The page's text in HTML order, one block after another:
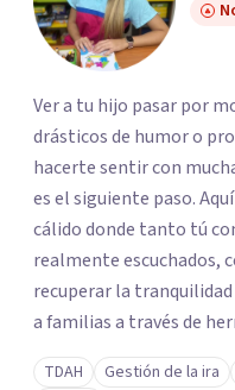
Ver a tu hijo pasar por
drásticos de humor o
hacerte sentir con
es el siguiente paso.
cálido donde tanto tú
realmente escuchados,
recuperar la tranquilidad en casa. Me
a familias a través de
adaptadas a la edad de
etiquetas y los
TDAH Gestión de la ira